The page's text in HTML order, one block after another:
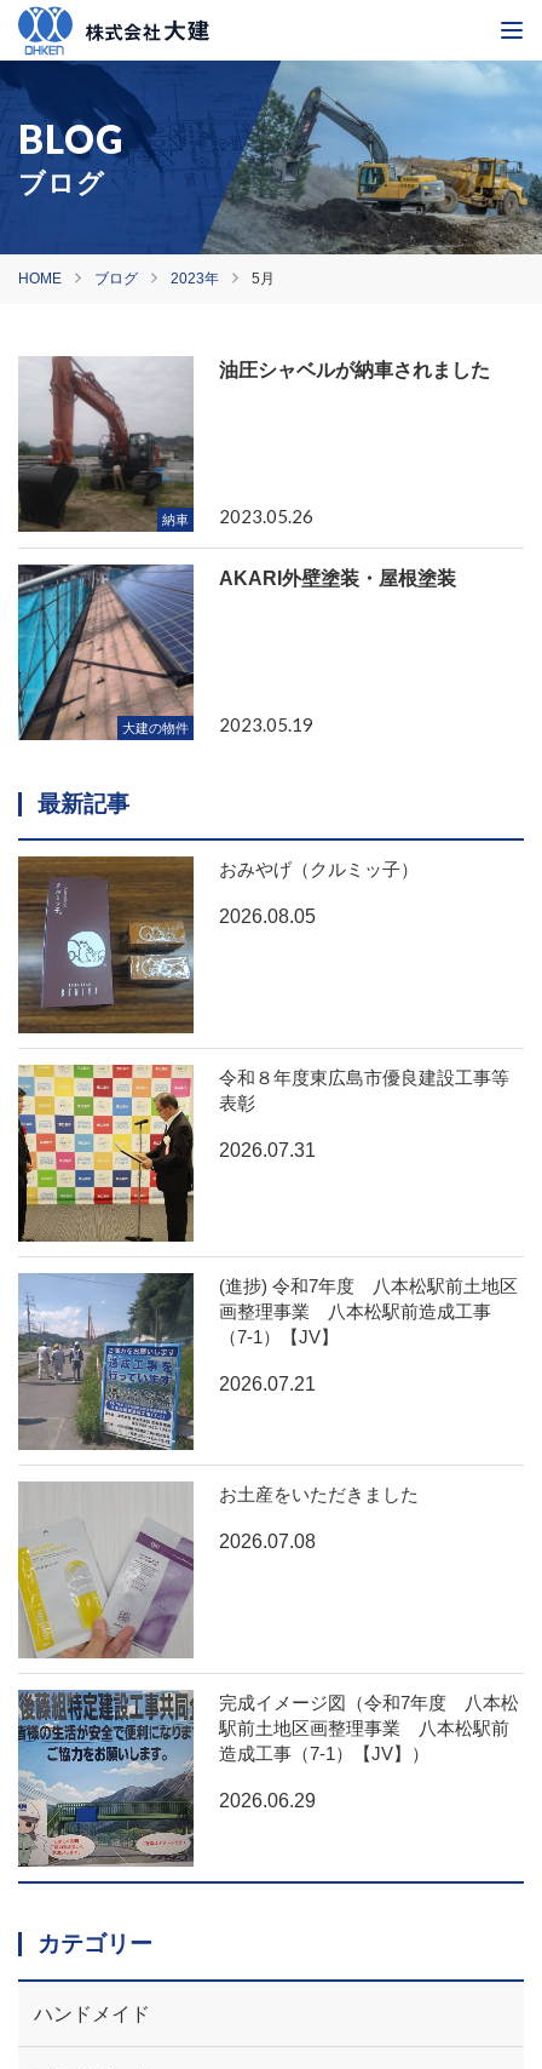
ブログ
HOME ブログ 2023年 5月
納車
油圧シャベルが納車されました
2023.05.26
大建の物件
AKARI外壁塗装・屋根塗装
2023.05.19
最新記事
おみやげ（クルミッ子）
2026.08.05
令和８年度東広島市優良建設工事等
表彰
2026.07.31
(進捗) 令和7年度 八本松駅前土地区
画整理事業 八本松駅前造成工事
（7-1）【JV】
2026.07.21
お土産をいただきました
2026.07.08
完成イメージ図（令和7年度 八本松
駅前土地区画整理事業 八本松駅前
造成工事（7-1）【JV】）
2026.06.29
カテゴリー
ハンドメイド